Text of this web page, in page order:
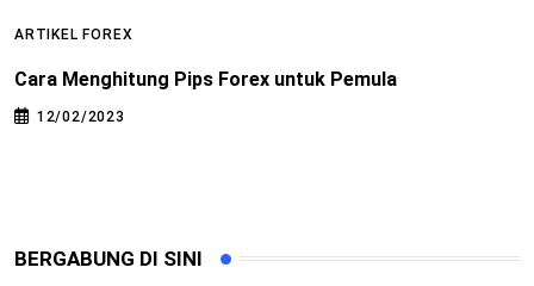
ARTIKEL FOREX
Cara Menghitung Pips Forex untuk Pemula
12/02/2023
BERGABUNG DI SINI